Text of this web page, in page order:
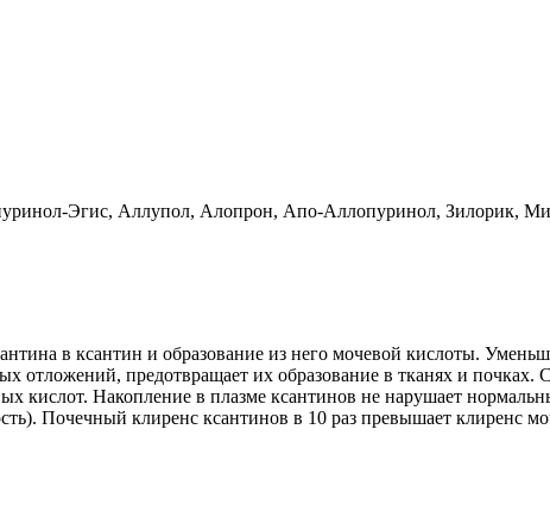
Эгис, Аллупол, Алопрон, Апо-Аллопуринол, Зилорик,
в ксантин и образование из него мочевой кислоты.
отложений, предотвращает их образование в тканях и
кислот. Накопление в плазме ксантинов не нарушает
Почечный клиренс ксантинов в 10 раз превышает клиренс